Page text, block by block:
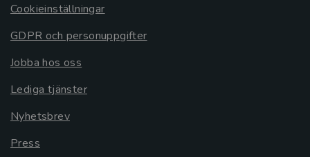
Cookieinställningar
GDPR och personuppgifter
Jobba hos oss
Lediga tjänster
Nyhetsbrev
Press